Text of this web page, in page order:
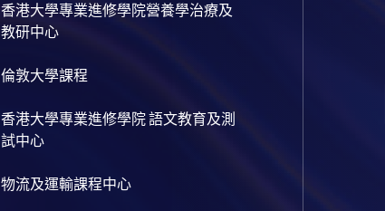
香港大學專業進修學院營養學治療及
教研中心
倫敦大學課程
香港大學專業進修學院 語文教育及測
試中心
物流及運輸課程中心